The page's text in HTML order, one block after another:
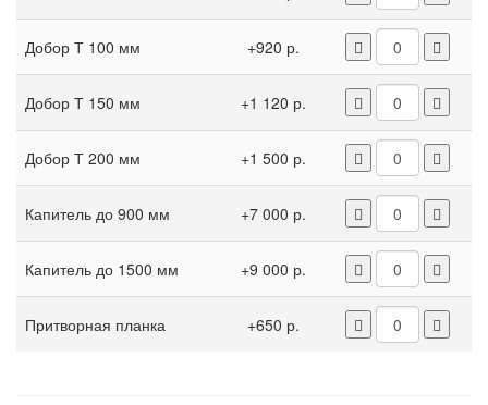
Добор Т 100 мм +920 р.
Добор Т 150 мм +1 120 р.
Добор Т 200 мм +1 500 р.
Капитель до 900 мм +7 000 р.
Капитель до 1500 мм +9 000 р.
Притворная планка +650 р.